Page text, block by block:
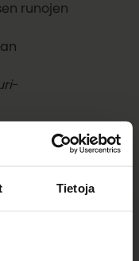
Tietoja
runojen
-
ja